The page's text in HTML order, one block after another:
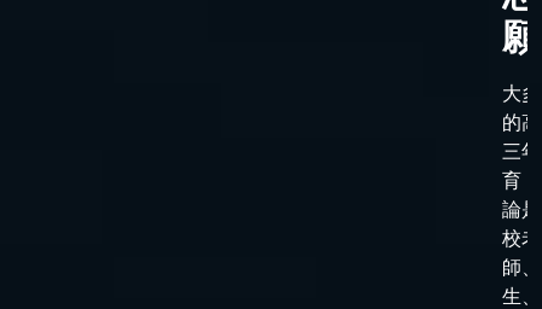
大
的
三
育
論
校老
師
生